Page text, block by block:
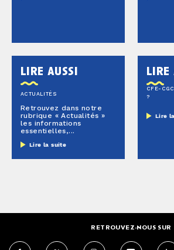
lire aussi
ACTUALITÉS
Retrouvez dans notre
rubrique « Actualités »
les informations
essentielles,...
Lire la suite
lire
CFE-
?
Lire
RETROUVEZ-NOUS SUR